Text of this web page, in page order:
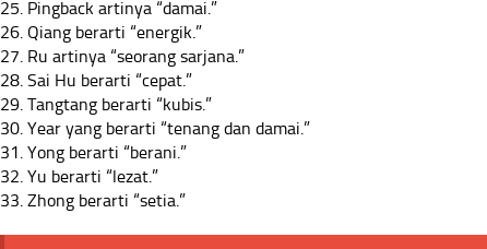
25. Pingback artinya “damai.”
26. Qiang berarti “energik.”
27. Ru artinya “seorang sarjana.”
28. Sai Hu berarti “cepat.”
29. Tangtang berarti “kubis.”
30. Year yang berarti “tenang dan damai.”
31. Yong berarti “berani.”
32. Yu berarti “lezat.”
33. Zhong berarti “setia.”